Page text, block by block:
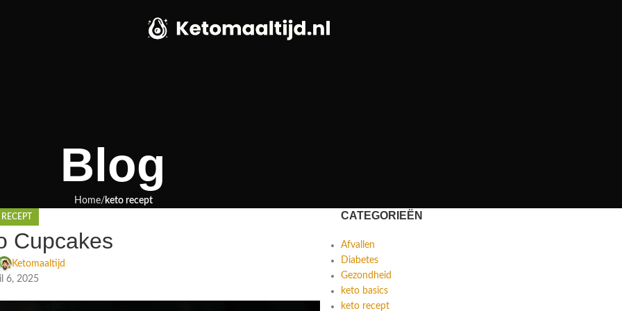
Blog
Home keto recept
Cupcakes
Ketomaaltijd
6, 2025
CATEGORIEËN
Afvallen
Diabetes
Gezondheid
keto basics
keto recept